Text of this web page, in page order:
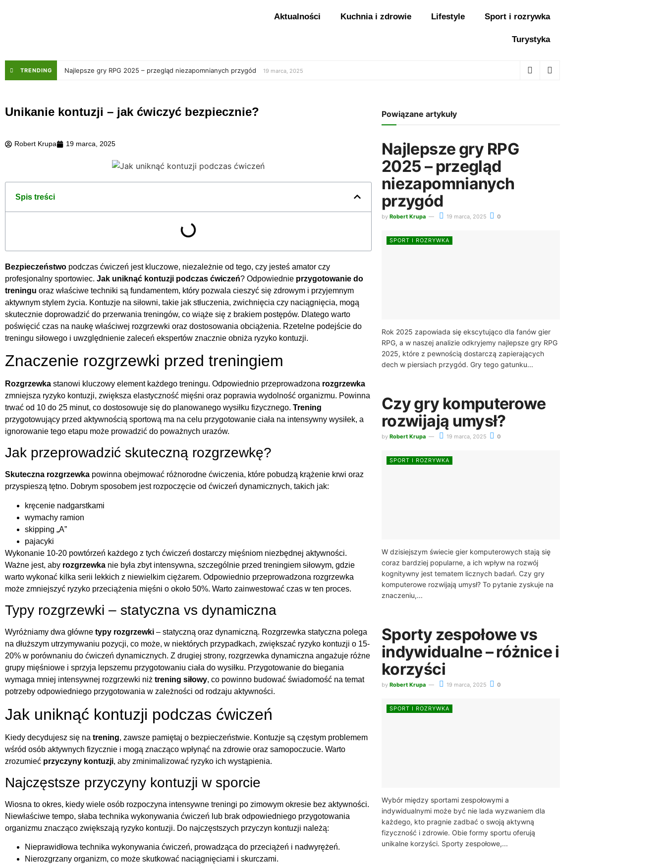
Aktualności Kuchnia i zdrowie Lifestyle Sport i rozrywka
Turystyka
TRENDING Najlepsze gry RPG 2025 – przegląd niezapomnianych przygód 19 marca, 2025
Unikanie kontuzji – jak ćwiczyć bezpiecznie?
Robert Krupa 19 marca, 2025
Spis treści
Bezpieczeństwo podczas ćwiczeń jest kluczowe, niezależnie od tego, czy jesteś amator czy
profesjonalny sportowiec. Jak uniknąć kontuzji podczas ćwiczeń? Odpowiednie przygotowanie do
treningu oraz właściwe techniki są fundamentem, który pozwala cieszyć się zdrowym i przyjemnym
aktywnym stylem życia. Kontuzje na siłowni, takie jak stłuczenia, zwichnięcia czy naciągnięcia, mogą
skutecznie doprowadzić do przerwania treningów, co wiąże się z brakiem postępów. Dlatego warto
poświęcić czas na naukę właściwej rozgrzewki oraz dostosowania obciążenia. Rzetelne podejście do
treningu siłowego i uwzględnienie zaleceń ekspertów znacznie obniża ryzyko kontuzji.
Znaczenie rozgrzewki przed treningiem
Rozgrzewka stanowi kluczowy element każdego treningu. Odpowiednio przeprowadzona rozgrzewka
zmniejsza ryzyko kontuzji, zwiększa elastyczność mięśni oraz poprawia wydolność organizmu. Powinna
trwać od 10 do 25 minut, co dostosowuje się do planowanego wysiłku fizycznego. Trening
przygotowujący przed aktywnością sportową ma na celu przygotowanie ciała na intensywny wysiłek, a
ignorowanie tego etapu może prowadzić do poważnych urazów.
Jak przeprowadzić skuteczną rozgrzewkę?
Skuteczna rozgrzewka powinna obejmować różnorodne ćwiczenia, które pobudzą krążenie krwi oraz
przyspieszą tętno. Dobrym sposobem jest rozpoczęcie od ćwiczeń dynamicznych, takich jak:
kręcenie nadgarstkami
wymachy ramion
skipping „A”
pajacyki
Wykonanie 10-20 powtórzeń każdego z tych ćwiczeń dostarczy mięśniom niezbędnej aktywności.
Ważne jest, aby rozgrzewka nie była zbyt intensywna, szczególnie przed treningiem siłowym, gdzie
warto wykonać kilka serii lekkich z niewielkim ciężarem. Odpowiednio przeprowadzona rozgrzewka
może zmniejszyć ryzyko przeciążenia mięśni o około 50%. Warto zainwestować czas w ten proces.
Typy rozgrzewki – statyczna vs dynamiczna
Wyróżniamy dwa główne typy rozgrzewki – statyczną oraz dynamiczną. Rozgrzewka statyczna polega
na dłuższym utrzymywaniu pozycji, co może, w niektórych przypadkach, zwiększać ryzyko kontuzji o 15-
20% w porównaniu do ćwiczeń dynamicznych. Z drugiej strony, rozgrzewka dynamiczna angażuje różne
grupy mięśniowe i sprzyja lepszemu przygotowaniu ciała do wysiłku. Przygotowanie do biegania
wymaga mniej intensywnej rozgrzewki niż trening siłowy, co powinno budować świadomość na temat
potrzeby odpowiedniego przygotowania w zależności od rodzaju aktywności.
Jak uniknąć kontuzji podczas ćwiczeń
Kiedy decydujesz się na trening, zawsze pamiętaj o bezpieczeństwie. Kontuzje są częstym problemem
wśród osób aktywnych fizycznie i mogą znacząco wpłynąć na zdrowie oraz samopoczucie. Warto
zrozumieć przyczyny kontuzji, aby zminimalizować ryzyko ich wystąpienia.
Najczęstsze przyczyny kontuzji w sporcie
Wiosna to okres, kiedy wiele osób rozpoczyna intensywne treningi po zimowym okresie bez aktywności.
Niewłaściwe tempo, słaba technika wykonywania ćwiczeń lub brak odpowiedniego przygotowania
organizmu znacząco zwiększają ryzyko kontuzji. Do najczęstszych przyczyn kontuzji należą:
Nieprawidłowa technika wykonywania ćwiczeń, prowadząca do przeciążeń i nadwyrężeń.
Nierozgrzany organizm, co może skutkować naciągnięciami i skurczami.
Powiązane artykuły
Najlepsze gry RPG
2025 – przegląd
niezapomnianych
przygód
by Robert Krupa 19 marca, 2025 0
SPORT I ROZRYWKA
Rok 2025 zapowiada się ekscytująco dla fanów gier
RPG, a w naszej analizie odkryjemy najlepsze gry RPG
2025, które z pewnością dostarczą zapierających
dech w piersiach przygód. Gry tego gatunku...
Czy gry komputerowe
rozwijają umysł?
by Robert Krupa 19 marca, 2025 0
SPORT I ROZRYWKA
W dzisiejszym świecie gier komputerowych stają się
coraz bardziej popularne, a ich wpływ na rozwój
kognitywny jest tematem licznych badań. Czy gry
komputerowe rozwijają umysł? To pytanie zyskuje na
znaczeniu,...
Sporty zespołowe vs
indywidualne – różnice i
korzyści
by Robert Krupa 19 marca, 2025 0
SPORT I ROZRYWKA
Wybór między sportami zespołowymi a
indywidualnymi może być nie lada wyzwaniem dla
każdego, kto pragnie zadbać o swoją aktywną
fizyczność i zdrowie. Obie formy sportu oferują
unikalne korzyści. Sporty zespołowe,...